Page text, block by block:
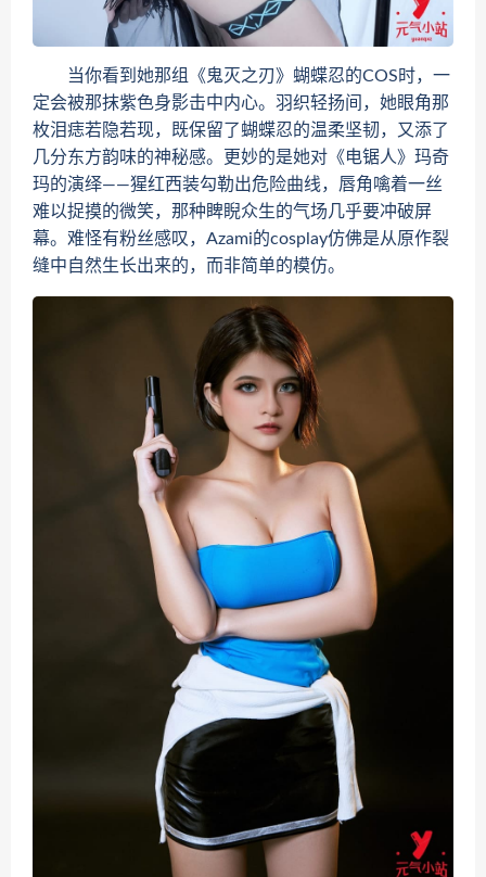
当你看到她那组《鬼灭之刃》蝴蝶忍的COS时，一
定会被那抹紫色身影击中内心。羽织轻扬间，她眼角那
枚泪痣若隐若现，既保留了蝴蝶忍的温柔坚韧，又添了
几分东方韵味的神秘感。更妙的是她对《电锯人》玛奇
玛的演绎——猩红西装勾勒出危险曲线，唇角噙着一丝
难以捉摸的微笑，那种睥睨众生的气场几乎要冲破屏
幕。难怪有粉丝感叹，Azami的cosplay仿佛是从原作裂
缝中自然生长出来的，而非简单的模仿。